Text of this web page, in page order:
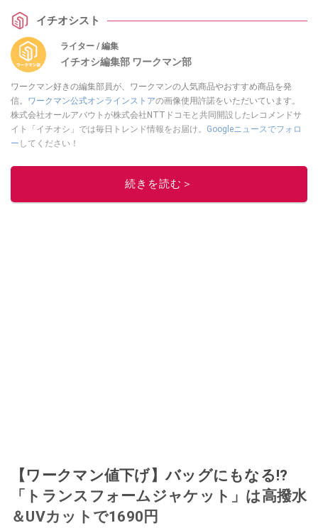
イチオシスト
ライター / 編集
イチオシ編集部 ワークマン部
ワークマン好きの編集部員が、ワークマンの人気商品やおすすめ商品を発
信。 ワークマン公式オンラインストアの画像使用許諾をいただいています。
株式会社オールアバウトが株式会社NTTドコモと共同開設したレコメンドサ
イト「イチオシ」では毎日トレンド情報をお届け。 Googleニュースでフォロ
ー してください！
このイチオシストの他の記事を読む
続きを読む＞
【ワークマン値下げ】バッグにもなる!?
「トランスフォームジャケット」は高撥水
＆UVカットで1690円